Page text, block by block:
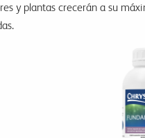
y plantas crecerán a su